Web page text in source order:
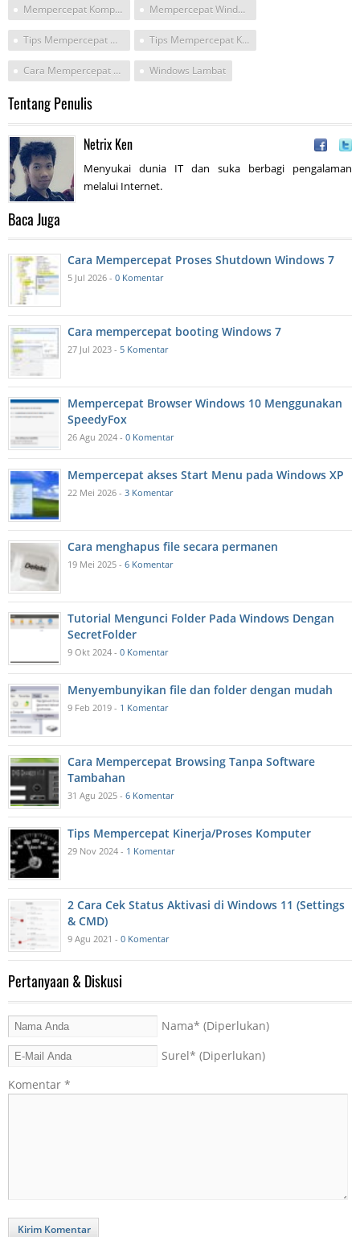
Mempercepat Komputer Yang Lambat Mempercepat Window
Tips Mempercepat Windows Tips Mempercepat Komputer
Cara Mempercepat Komputer Windows Lambat
Tentang Penulis
Netrix Ken
Menyukai dunia IT dan suka berbagi pengalaman
melalui Internet.
Baca Juga
Cara Mempercepat Proses Shutdown Windows 7
5 Jul 2026 - 0 Komentar
Cara mempercepat booting Windows 7
27 Jul 2023 - 5 Komentar
Mempercepat Browser Windows 10 Menggunakan
SpeedyFox
26 Agu 2024 - 0 Komentar
Mempercepat akses Start Menu pada Windows XP
22 Mei 2026 - 3 Komentar
Cara menghapus file secara permanen
19 Mei 2025 - 6 Komentar
Tutorial Mengunci Folder Pada Windows Dengan
SecretFolder
9 Okt 2024 - 0 Komentar
Menyembunyikan file dan folder dengan mudah
9 Feb 2019 - 1 Komentar
Cara Mempercepat Browsing Tanpa Software
Tambahan
31 Agu 2025 - 6 Komentar
Tips Mempercepat Kinerja/Proses Komputer
29 Nov 2024 - 1 Komentar
2 Cara Cek Status Aktivasi di Windows 11 (Settings
& CMD)
9 Agu 2021 - 0 Komentar
Pertanyaan & Diskusi
Nama* (Diperlukan)
Surel* (Diperlukan)
Komentar *
Kirim Komentar